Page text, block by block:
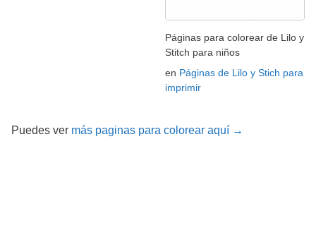
Páginas para colorear de Lilo y
Stitch para niños
en Páginas de Lilo y Stich para
imprimir
Puedes ver más paginas para colorear aquí →